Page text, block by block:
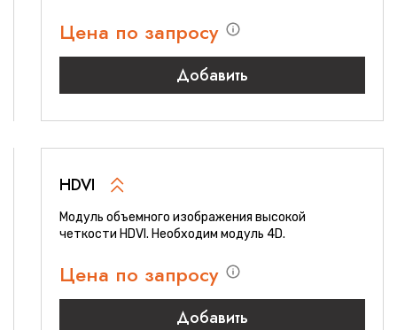
Цена по запросу
Добавить
HDVI
Модуль объемного изображения высокой
четкости HDVI. Необходим модуль 4D.
Цена по запросу
Добавить